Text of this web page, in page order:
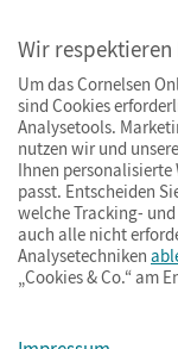
ImpressumAGB
Wir
Um das Cornelsen
sind Cookies
Analysetools.
nutzen wir und
Ihnen personalisierte
passt. Entscheiden
welche Tracking-
auch alle nicht
Analysetechniken
„Cookies & Co.“ am